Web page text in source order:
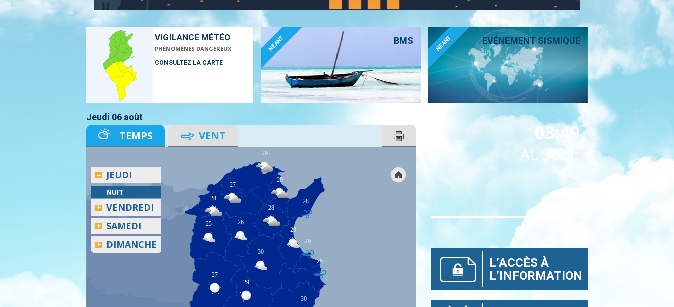
VIGILANCE MÉTÉO
PHÉNOMÈNES DANGEREUX
CONSULTEZ LA CARTE
BMS
NEANT EVÉNEMENT SISMIQUE
NEANT
Jeudi 06 août
TEMPS VENT
29
29
28
28
27
26
28
25
30
29
29
29
27
29
30
JEUDI
NUIT
VENDREDI
SAMEDI
DIMANCHE
03:49
AL Sobh
L’ACCÈS À
L’INFORMATION